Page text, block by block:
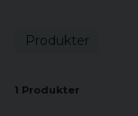
Produkter
1 Produkter